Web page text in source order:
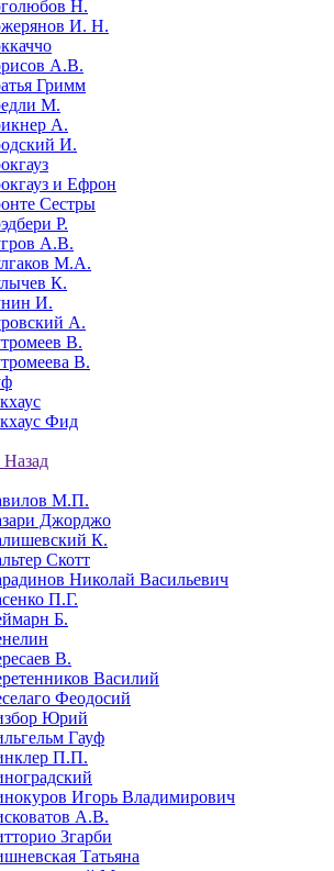
Н.
И. Н.
А.В.
Гримм
М.
А.
И.
и Ефрон
Сестры
Р.
А.В.
М.А.
К.
И.
А.
В.
В.
Фид
Назад
М.П.
Джорджо
К.
Скотт
Николай Васильевич
П.Г.
Б.
В.
Василий
Феодосий
Юрий
Гауф
П.П.
Игорь Владимирович
А.В.
Згарби
Татьяна